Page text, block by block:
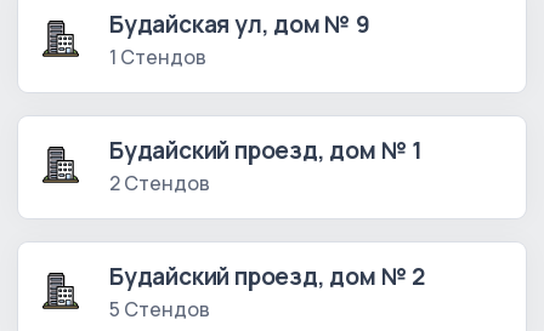
Будайская ул, дом № 9
1 Стендов
Будайский проезд, дом № 1
2 Стендов
Будайский проезд, дом № 2
5 Стендов